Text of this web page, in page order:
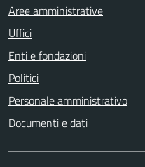
Aree amministrative
Uffici
Enti e fondazioni
Politici
Personale amministrativo
Documenti e dati